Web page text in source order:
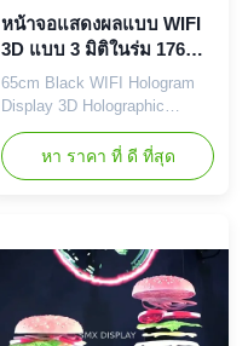
หน้าจอแสดงผลแบบ WIFI
3D แบบ 3 มิติในร่ม 176
องศาดูมุม 20000 ชั่วโมง
โดยใช้ชีวิต
65cm Black WIFI Hologram
Display 3D Holographic
Projector High Resolution, In
stock The works like an
evolved version of the
propellers rotate at a rapid
speed, to create high-
resolution animations that just
float in ...
หา ราคา ที่ ดี ที่สุด